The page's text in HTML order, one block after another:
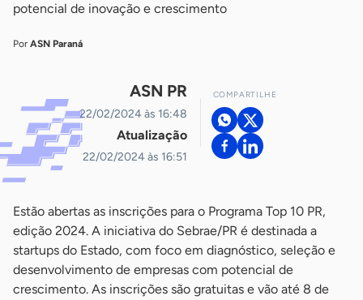
potencial de inovação e crescimento
Por ASN Paraná
ASN PR
22/02/2024 às 16:48
Atualização
22/02/2024 às 16:51
COMPARTILHE
Estão abertas as inscrições para o Programa Top 10 PR,
edição 2024. A iniciativa do Sebrae/PR é destinada a
startups do Estado, com foco em diagnóstico, seleção e
desenvolvimento de empresas com potencial de
crescimento. As inscrições são gratuitas e vão até 8 de